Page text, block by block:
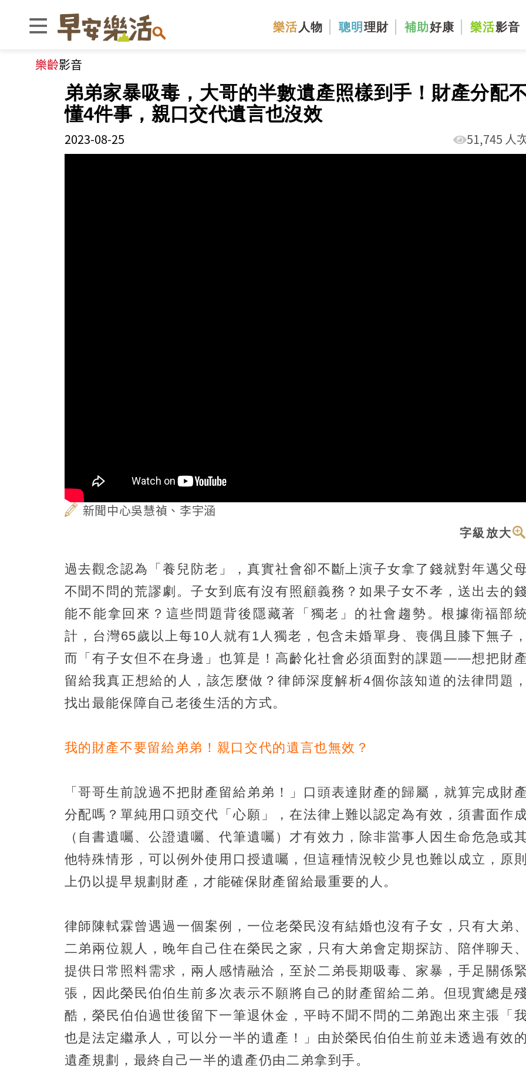
樂活 人物 聰明 理財 補助好康 樂活影音
樂齡影音
弟弟家暴吸毒，大哥的半數遺產照樣到手！財產分配
懂4件事，親口交代遺言也沒效
2023-08-25 51,745 人
新聞中心吳慧禎、李宇涵
字級放大
過去觀念認為「養兒防老」，真實社會卻不斷上演子女拿了錢就對年邁父母
不聞不問的荒謬劇。子女到底有沒有照顧義務？如果子女不孝，送出去的錢
能不能拿回來？這些問題背後隱藏著「獨老」的社會趨勢。根據衛福部
計，台灣65歲以上每10人就有1人獨老，包含未婚單身、喪偶且膝下無子，
而「有子女但不在身邊」也算是！高齡化社會必須面對的課題——想把財產
留給我真正想給的人，該怎麼做？律師深度解析4個你該知道的法律問題，
找出最能保障自己老後生活的方式。
我的財產不要留給弟弟！親口交代的遺言也無效？
「哥哥生前說過不把財產留給弟弟！」口頭表達財產的歸屬，就算完成財產
分配嗎？單純用口頭交代「心願」，在法律上難以認定為有效，須書面作成
（自書遺囑、公證遺囑、代筆遺囑）才有效力，除非當事人因生命危急或其
他特殊情形，可以例外使用口授遺囑，但這種情況較少見也難以成立，原則
上仍以提早規劃財產，才能確保財產留給最重要的人。
律師陳軾霖曾遇過一個案例，一位老榮民沒有結婚也沒有子女，只有大弟、
二弟兩位親人，晚年自己住在榮民之家，只有大弟會定期探訪、陪伴聊天、
提供日常照料需求，兩人感情融洽，至於二弟長期吸毒、家暴，手足關係緊
張，因此榮民伯伯生前多次表示不願將自己的財產留給二弟。但現實總是
酷，榮民伯伯過世後留下一筆退休金，平時不聞不問的二弟跑出來主張「我
也是法定繼承人，可以分一半的遺產！」由於榮民伯伯生前並未透過有效的
遺產規劃，最終自己一半的遺產仍由二弟拿到手。